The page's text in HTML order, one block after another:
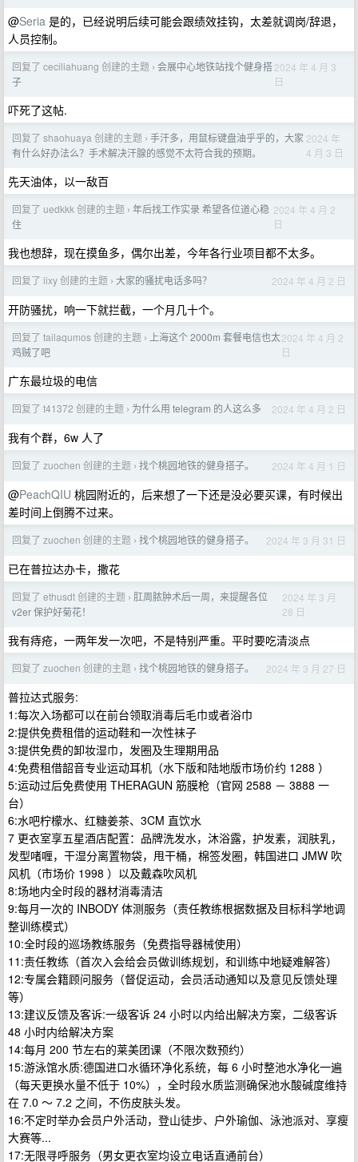
@Seria 是的，已经说明后续可能会跟绩效挂钩，太差就调岗/辞退，
人员控制。
回复了 ceciliahuang 创建的主题 › 会展中心地铁站找个健身搭
子
2024 年 4 月 3
日
吓死了这帖.
回复了 shaohuaya 创建的主题 › 手汗多，用鼠标键盘油乎乎的，大家
有什么好办法么？手术解决汗腺的感觉不太符合我的预期。
2024 年
4 月 3 日
先天油体，以一敌百
回复了 uedkkk 创建的主题 › 年后找工作实录 希望各位道心稳
住
2024 年 4 月 2
日
我也想辞，现在摸鱼多，偶尔出差，今年各行业项目都不太多。
回复了 iixy 创建的主题 › 大家的骚扰电话多吗？ 2024 年 4 月 2 日
开防骚扰，响一下就拦截，一个月几十个。
回复了 tailaqumos 创建的主题 ›
上海这个 2000m 套餐电信也太
鸡贼了吧
2024 年 4 月 2
日
广东最垃圾的电信
回复了 t41372 创建的主题 › 为什么用 telegram 的人这么多 2024 年 4 月 2 日
我有个群，6w 人了
回复了 zuochen 创建的主题 › 找个桃园地铁的健身搭子。 2024 年 4 月 1 日
@PeachQIU 桃园附近的，后来想了一下还是没必要买课，有时候出
差时间上倒腾不过来。
回复了 zuochen 创建的主题 › 找个桃园地铁的健身搭子。 2024 年 3 月 31 日
已在普拉达办卡，撒花
回复了 ethusdt 创建的主题 › 肛周脓肿术后一周，来提醒各位
v2er 保护好菊花！
2024 年 3 月
28 日
我有痔疮，一两年发一次吧，不是特别严重。平时要吃清淡点
回复了 zuochen 创建的主题 › 找个桃园地铁的健身搭子。 2024 年 3 月 27 日
普拉达式服务:
1:每次入场都可以在前台领取消毒后毛巾或者浴巾
2:提供免费租借的运动鞋和一次性袜子
3:提供免费的卸妆湿巾，发圈及生理期用品
4:免费租借韶音专业运动耳机（水下版和陆地版市场价约 1288 ）
5:运动过后免费使用 THERAGUN 筋膜枪（官网 2588 － 3888 一
台）
6:水吧柠檬水、红糖姜茶、3CM 直饮水
7 更衣室享五星酒店配置：品牌洗发水，沐浴露，护发素，润肤乳，
发型啫喱，干湿分离置物袋，甩干桶，棉签发圈，韩国进口 JMW 吹
风机（市场价 1998 ）以及戴森吹风机
8:场地内全时段的器材消毒清洁
9:每月一次的 INBODY 体测服务（责任教练根据数据及目标科学地调
整训练模式）
10:全时段的巡场教练服务（免费指导器械使用）
11:责任教练（首次入会给会员做训练规划，和训练中地疑难解答）
12:专属会籍顾问服务（督促运动，会员活动通知以及意见反馈处理
等）
13:建议反馈及客诉:一级客诉 24 小时以内给出解决方案，二级客诉
48 小时内给解决方案
14:每月 200 节左右的莱美团课（不限次数预约）
15:游泳馆水质:德国进口水循环净化系统，每 6 小时整池水净化一遍
（每天更换水量不低于 10%），全时段水质监测确保池水酸碱度维持
在 7.0 ～ 7.2 之间，不伤皮肤头发。
16:不定时举办会员户外活动，登山徒步、户外瑜伽、泳池派对、享瘦
大赛等...
17:无限寻呼服务（男女更衣室均设立电话直通前台）